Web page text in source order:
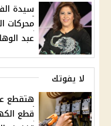
سيدة
محركات
عبد
لا يفوتك
هتقطع
قطع